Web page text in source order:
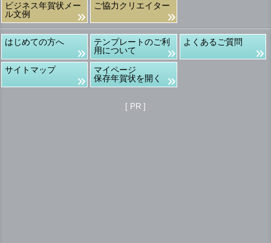
ビジネス年賀状メー
ル文例
ご協力クリエイター
はじめての方へ
テンプレートのご利
用について
よくあるご質問
サイトマップ
マイページ
保存年賀状を開く
[ PR ]